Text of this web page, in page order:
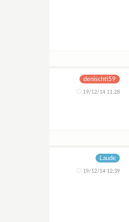
denischti59
19/12/14 11:28
Laude
19/12/14 12:39